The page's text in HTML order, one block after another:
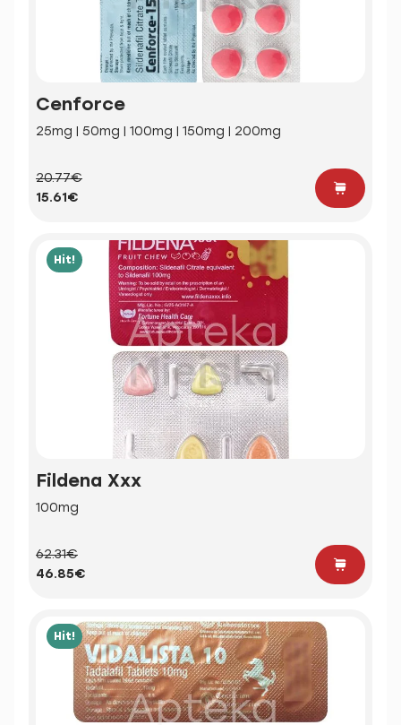
Cenforce
25mg | 50mg | 100mg | 150mg | 200mg
20.77€
15.61€
Hit!
Fildena Xxx
100mg
62.31€
46.85€
Hit!